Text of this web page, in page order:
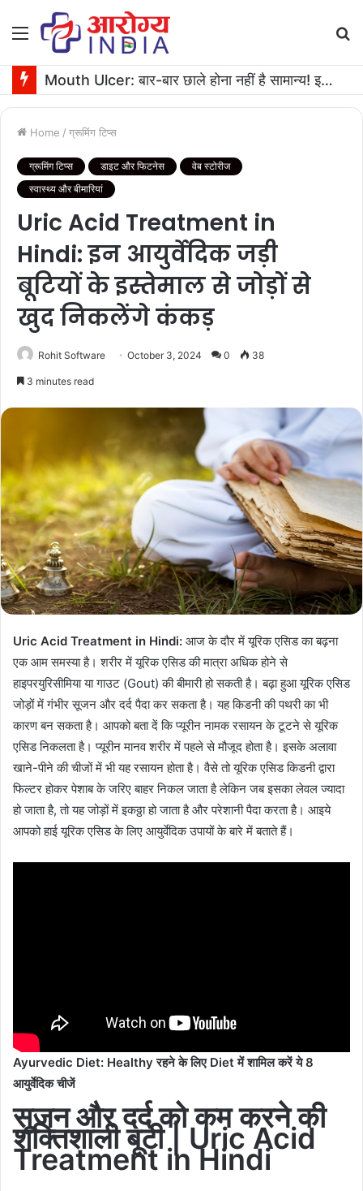
Menu
Mouth Ulcer: बार-बार छाले होना नहीं है सामान्य! इनगंभीर बीमारियों का है संकेत
Home / ग्रूमिंग टिप्स
ग्रूमिंग टिप्स डाइट और फिटनेस
वेब स्टोरीज
स्वास्थ्य और बीमारियां
Uric Acid Treatment in
Hindi: इन आयुर्वेदिक जड़ी
बूटियों के इस्तेमाल से जोड़ों से
खुद निकलेंगे कंकड़
Rohit Software October 3, 2024 0 38
3 minutes read
Uric Acid Treatment in Hindi: आज के दौर में यूरिक एसिड का बढ़ना
एक आम समस्या है​। शरीर में यूरिक एसिड की मात्रा अधिक होने से
हाइपरयुरिसीमिया या गाउट (Gout) की बीमारी हो सकती है। बढ़ा हुआ यूरिक एसिड
जोड़ों में गंभीर सूजन और दर्द पैदा कर सकता है। यह किडनी की पथरी का भी
कारण बन सकता है। आपको बता दें कि प्यूरीन नामक रसायन के टूटने से यूरिक
एसिड निकलता है। प्यूरीन मानव शरीर में पहले से मौजूद होता है। इसके अलावा
खाने-पीने की चीजों में भी यह रसायन होता है। वैसे तो यूरिक एसिड किडनी द्वारा
फिल्टर होकर पेशाब के जरिए बाहर निकल जाता है लेकिन जब इसका लेवल ज्यादा
हो जाता है, तो यह जोड़ों में इकठ्ठा हो जाता है और परेशानी पैदा करता है। आइये
आपको हाई यूरिक एसिड के लिए आयुर्वेदिक उपायों के बारे में बताते हैं।
Ayurvedic Diet: Healthy रहने के लिए Diet में शामिल करें ये 8
आयुर्वेदिक चीजें
सूजन और दर्द को कम करने की
शक्तिशाली बूटी | Uric Acid
Treatment in Hindi